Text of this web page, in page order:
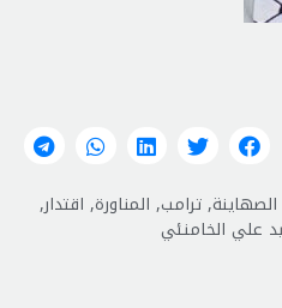
الصهاينة,ترامب, المناورة, اقتدار,
علي الخامنئي